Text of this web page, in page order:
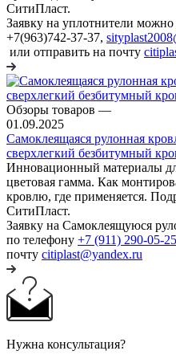
СитиПласт.
Заявку на уплотнители
+7(963)742-37-37,
или отправить на почту
Обзоры товаров —
01.09.2025
Самоклеящаяся рулонная
сверхлегкий безбитумный
Инновационный материалы
цветовая гамма. Как
кровлю, где применяется.
СитиПласт.
Заявку на Самоклеящуюся
по телефону +7 (911) 290-05-
почту citiplast@yandex.ru
Нужна консультация?